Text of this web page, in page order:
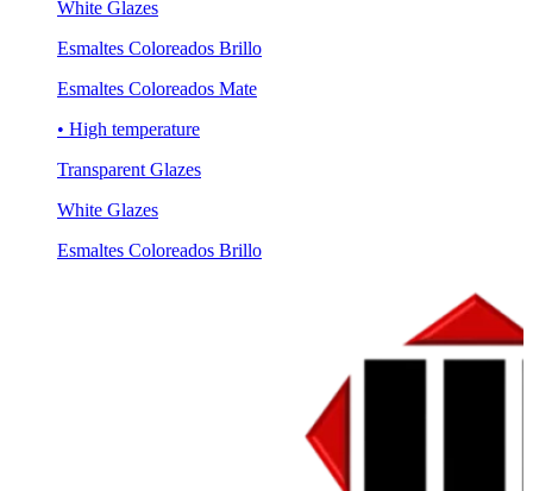
White Glazes
Esmaltes Coloreados Brillo
Esmaltes Coloreados Mate
• High temperature
Transparent Glazes
White Glazes
Esmaltes Coloreados Brillo